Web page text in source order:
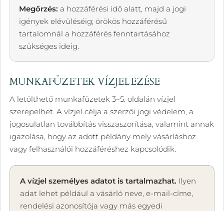
Megőrzés: a hozzáférési idő alatt, majd a jogi
igények elévüléséig; örökös hozzáférésű
tartalomnál a hozzáférés fenntartásához
szükséges ideig.
MUNKAFÜZETEK VÍZJELEZÉSE
A letölthető munkafüzetek 3–5. oldalán vízjel
szerepelhet. A vízjel célja a szerzői jogi védelem, a
jogosulatlan továbbítás visszaszorítása, valamint annak
igazolása, hogy az adott példány mely vásárláshoz
vagy felhasználói hozzáféréshez kapcsolódik.
A vízjel személyes adatot is tartalmazhat. Ilyen
adat lehet például a vásárló neve, e-mail-címe,
rendelési azonosítója vagy más egyedi